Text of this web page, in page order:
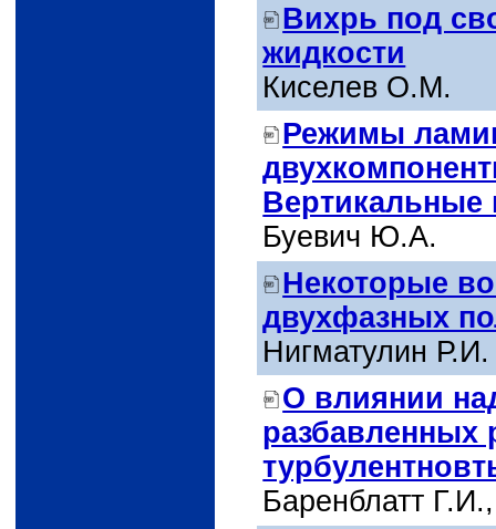
Вихрь под
жидкости
Киселев О.М.
Режимы
Вертикальные
Буевич Ю.А.
Некоторые
двухфазных
Нигматулин Р.И.
О влиянии
разбавленных
Баренблатт